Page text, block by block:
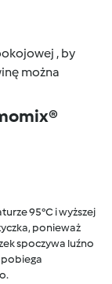
, by
można
95°C i wyższej
ponieważ
spoczywa luźno